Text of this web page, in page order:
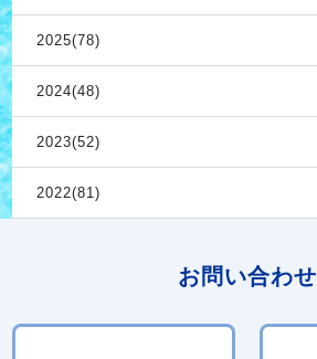
2025(78)
2024(48)
2023(52)
2022(81)
お問い合わせ